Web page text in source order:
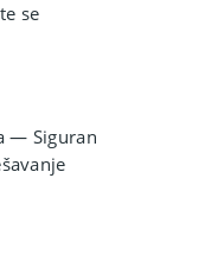
se
— Siguran